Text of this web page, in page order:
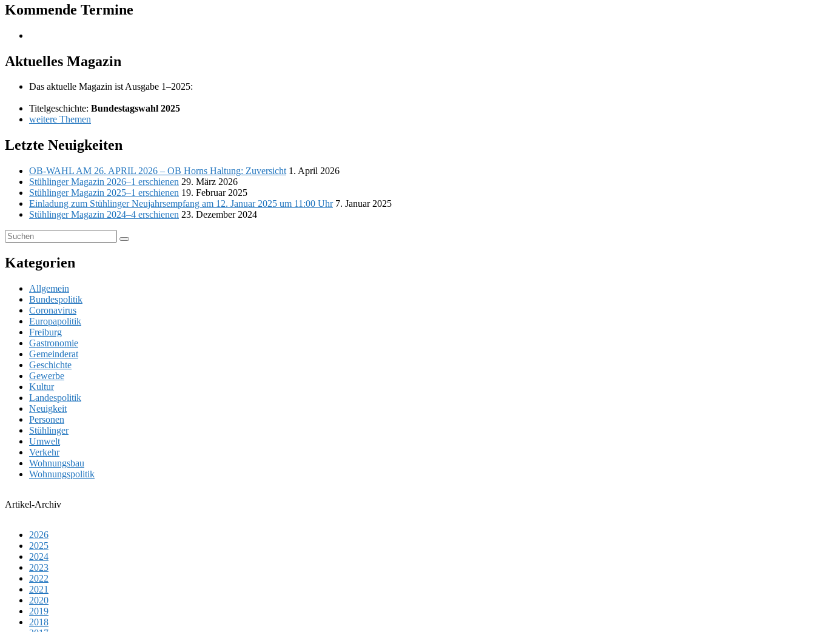
Primärer
Widgetbereich
Kommende Termine
Aktuelles Magazin
Das aktu­elle Magazin ist Ausgabe 1–2025:
Titelgeschichte: Bundestagswahl 2025
wei­tere Themen
Letzte Neuigkeiten
OB-WAHL AM 26. APRIL 2026 – OB Horns Haltung: Zuversicht 1. April 2026
Stühlinger Magazin 2026–1 erschienen 29. März 2026
Stühlinger Magazin 2025–1 erschienen 19. Februar 2025
Einladung zum Stühlinger Neujahrsempfang am 12. Januar 2025 um 11:00 Uhr 7. Januar 2025
Stühlinger Magazin 2024–4 erschienen 23. Dezember 2024
Suchen
nach:
Suchen
Kategorien
Allgemein
Bundespolitik
Coronavirus
Europapolitik
Freiburg
Gastronomie
Gemeinderat
Geschichte
Gewerbe
Kultur
Landespolitik
Neuigkeit
Personen
Stühlinger
Umwelt
Verkehr
Wohnungsbau
Wohnungspolitik
Artikel-Archiv
2026
2025
2024
2023
2022
2021
2020
2019
2018